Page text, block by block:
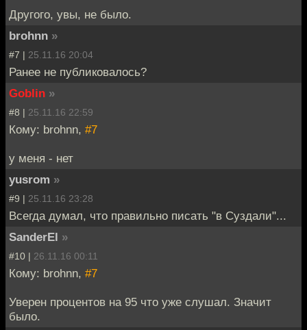
Другого, увы, не было.
brohnn »
#7 | 25.11.16 20:04
Ранее не публиковалось?
Goblin »
#8 | 25.11.16 22:59
Кому: brohnn, #7
у меня - нет
yusrom »
#9 | 25.11.16 23:28
Всегда думал, что правильно писать "в Суздали"...
SanderEl »
#10 | 26.11.16 00:11
Кому: brohnn, #7
Уверен процентов на 95 что уже слушал. Значит
было.